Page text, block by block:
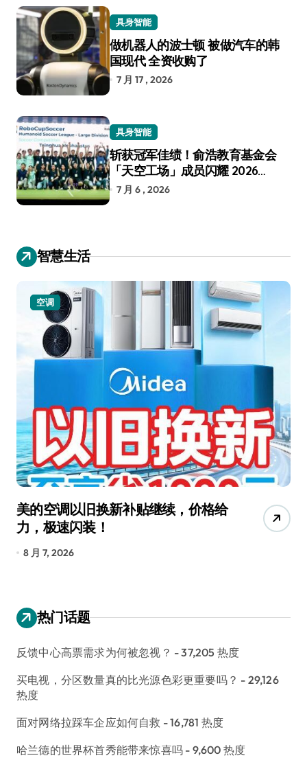
具身智能
做机器人的波士顿 被做汽车的韩
国现代 全资收购了
7 月 17 , 2026
具身智能
斩获冠军佳绩！俞浩教育基金会
「天空工场」成员闪耀 2026
RoboCup 机器人世界杯
7 月 6 , 2026
智慧生活
空调
美的空调以旧换新补贴继续，价格给
力，极速闪装！
8 月 7, 2026
热门话题
反馈中心高票需求为何被忽视？ - 37,205 热度
买电视，分区数量真的比光源色彩更重要吗？ - 29,126
热度
面对网络拉踩车企应如何自救 - 16,781 热度
哈兰德的世界杯首秀能带来惊喜吗 - 9,600 热度